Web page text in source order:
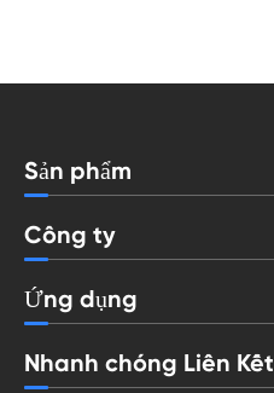
Sản phẩm
Công ty
Ứng dụng
Nhanh chóng Liên Kết